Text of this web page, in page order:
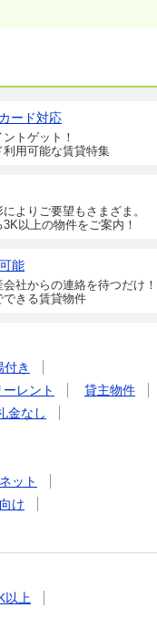
ード対応
トゲット！
用可能な賃貸特集
よりご要望もさまざま。
以上の物件をご案内！
能
社からの連絡を待つだけ！
できる賃貸物件
付き
ーレント
貸主物件
金なし
ット
け
以上